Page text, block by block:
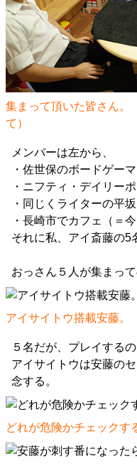
集まって頂いた皆さん。
て）
メンバーは左から、
・佐世保のボードゲー
・ニフティ・デイリー
・同じくライターの平
・長崎市でカフェ（＝
それに私、アイ斎藤の5
おっさん５人が集まっ
アイサイトウ搭載安藤。
５名だが、プレイするの
アイサイトウは安藤の
念する。
どれが危険かチェックす